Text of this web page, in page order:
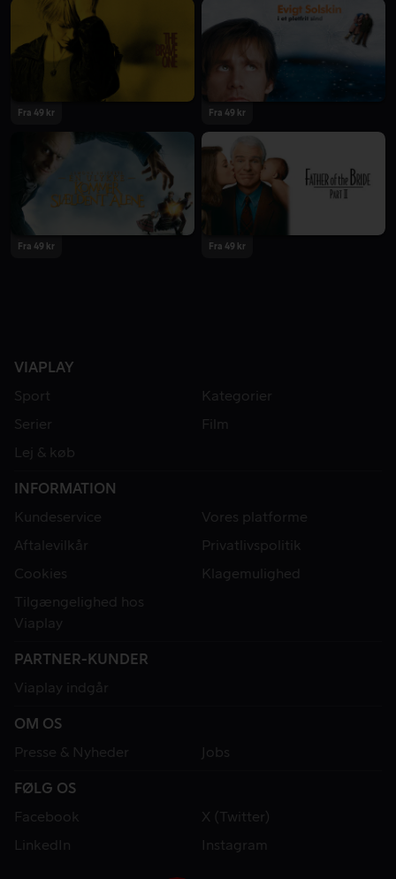
Fra 49 kr Fra 49 kr
Fra 49 kr Fra 49 kr
VIAPLAY
Sport
Kategorier
Serier
Film
Lej & køb
INFORMATION
Kundeservice
Vores platforme
Aftalevilkår
Privatlivspolitik
Cookies
Klagemulighed
Tilgængelighed hos
Viaplay
PARTNER-KUNDER
Viaplay indgår
OM OS
Presse & Nyheder
Jobs
FØLG OS
Facebook
X (Twitter)
LinkedIn
Instagram